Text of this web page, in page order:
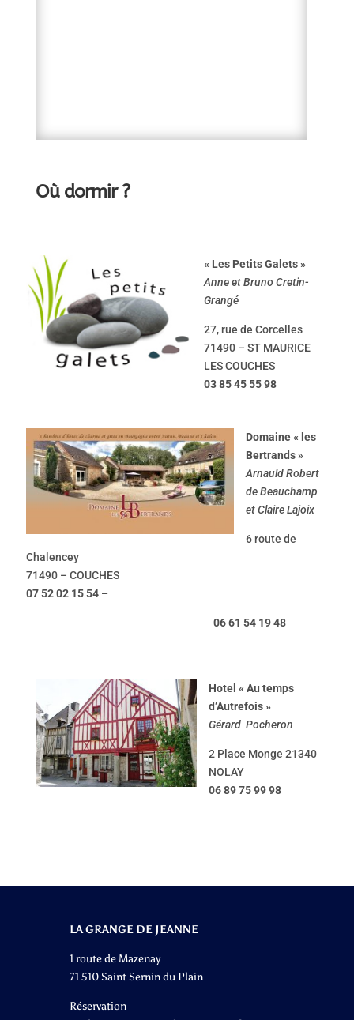
Où dormir ?
« Les Petits Galets »
Anne et Bruno Cretin-
Grangé
27, rue de Corcelles
71490 – ST MAURICE
LES COUCHES
03 85 45 55 98
Domaine « les
Bertrands »
Arnauld Robert
de Beauchamp
et Claire Lajoix
6 route de
Chalencey
71490 – COUCHES
07 52 02 15 54 –
06 61 54 19 48
Hotel « Au temps
d’Autrefois »
Gérard Pocheron
2 Place Monge 21340
NOLAY
06 89 75 99 98
LA GRANGE DE JEANNE
1 route de Mazenay
71 510 Saint Sernin du Plain
Réservation